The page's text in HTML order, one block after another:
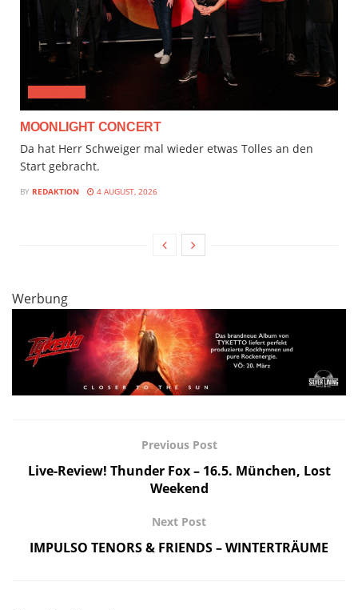
MOONLIGHT CONCERT
Da hat Herr Schweiger mal wieder etwas Tolles an den
Start gebracht.
BY REDAKTION 4 AUGUST, 2026
Werbung
Previous Post
Live-Review! Thunder Fox – 16.5. München, Lost
Weekend
Next Post
IMPULSO TENORS & FRIENDS – WINTERTRÄUME